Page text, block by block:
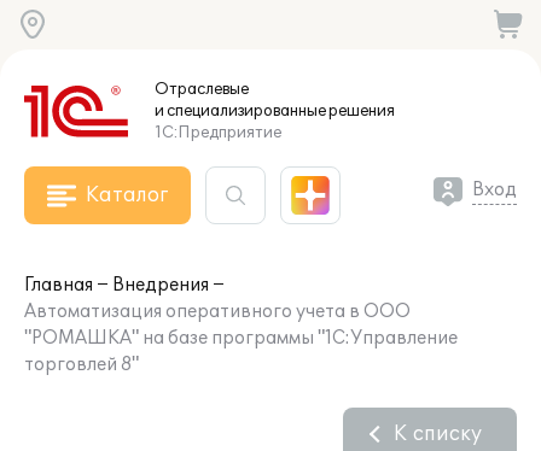
Отраслевые
и специализированныерешения
1С:Предприятие
Каталог Вход
Главная
Внедрения
Автоматизация оперативного учета в ООО
"РОМАШКА" на базе программы "1С:Управление
торговлей 8"
К списку